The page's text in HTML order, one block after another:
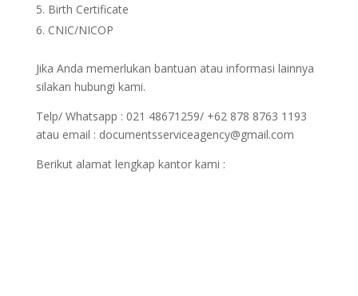
Birth Certificate
CNIC/NICOP
Jika Anda memerlukan bantuan atau informasi lainnya
silakan hubungi kami.
Telp/ Whatsapp : 021 48671259/ +62 878 8763 1193
atau email : documentsserviceagency@gmail.com
Berikut alamat lengkap kantor kami :